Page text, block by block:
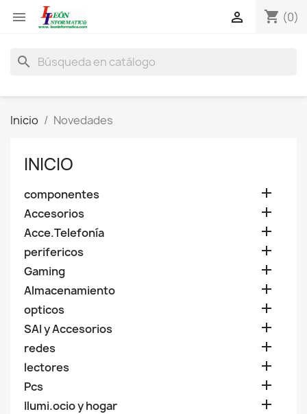
 shopping_cart (0)

search
Inicio Novedades
INICIO
componentes 
Accesorios 
Acce.Telefonía 
perifericos 
Gaming 
Almacenamiento 
opticos 
SAI y Accesorios 
redes 
lectores 
Pcs 
Ilumi.ocio y hogar 